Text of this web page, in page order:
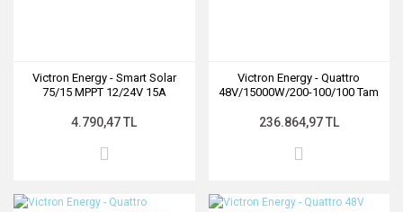
Victron Energy - Smart Solar
75/15 MPPT 12/24V 15A
Aleti
4.790,47 TL
Victron Energy - Quattro
48V/15000W/200-100/100 Tam
236.864,97 TL